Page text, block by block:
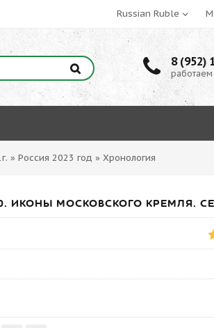
8 (952)
работаем
» Россия 2023 год » Хронология
ИКОНЫ МОСКОВСКОГО КРЕМЛЯ.